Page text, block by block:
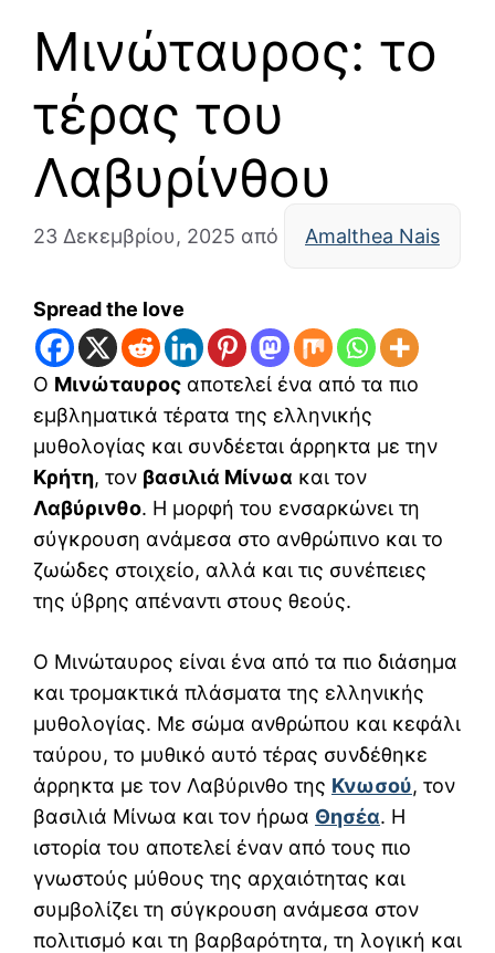
Μινώταυρος: το
τέρας του
Λαβυρίνθου
23 Δεκεμβρίου, 2025 από Amalthea Nais
Spread the love
Ο Μινώταυρος αποτελεί ένα από τα πιο
εμβληματικά τέρατα της ελληνικής
μυθολογίας και συνδέεται άρρηκτα με την
Κρήτη, τον βασιλιά Μίνωα και τον
Λαβύρινθο. Η μορφή του ενσαρκώνει τη
σύγκρουση ανάμεσα στο ανθρώπινο και το
ζωώδες στοιχείο, αλλά και τις συνέπειες
της ύβρης απέναντι στους θεούς.
Ο Μινώταυρος είναι ένα από τα πιο διάσημα
και τρομακτικά πλάσματα της ελληνικής
μυθολογίας. Με σώμα ανθρώπου και κεφάλι
ταύρου, το μυθικό αυτό τέρας συνδέθηκε
άρρηκτα με τον Λαβύρινθο της Κνωσού, τον
βασιλιά Μίνωα και τον ήρωα Θησέα. Η
ιστορία του αποτελεί έναν από τους πιο
γνωστούς μύθους της αρχαιότητας και
συμβολίζει τη σύγκρουση ανάμεσα στον
πολιτισμό και τη βαρβαρότητα, τη λογική και